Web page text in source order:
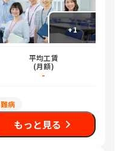
+1
平均工賃
(月額)
-
難病
もっと見る